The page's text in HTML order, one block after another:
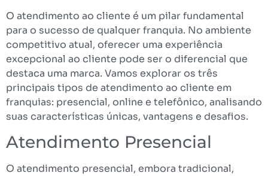
O atendimento ao cliente é um pilar fundamental
para o sucesso de qualquer franquia. No ambiente
competitivo atual, oferecer uma experiência
excepcional ao cliente pode ser o diferencial que
destaca uma marca. Vamos explorar os três
principais tipos de atendimento ao cliente em
franquias: presencial, online e telefônico, analisando
suas características únicas, vantagens e desafios.
Atendimento Presencial
O atendimento presencial, embora tradicional,